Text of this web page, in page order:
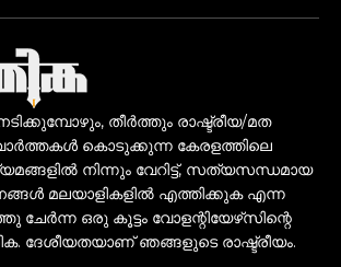
തീർത്തും രാഷ്ട്രീയ/മത
കൊടുക്കുന്ന കേരളത്തിലെ
നിന്നും വേറിട്ട്, സത്യസന്ധമായ
മലയാളികളിൽ എത്തിക്കുക എന്ന
ചേർന്ന ഒരു കൂട്ടം വോളന്റിയേഴ്‌സിന്റെ
ദേശീയതയാണ് ഞങ്ങളുടെ രാഷ്ട്രീയം.